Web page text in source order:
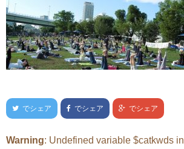
でシェア でシェア でシェア
Warning: Undefined variable $catkwds in